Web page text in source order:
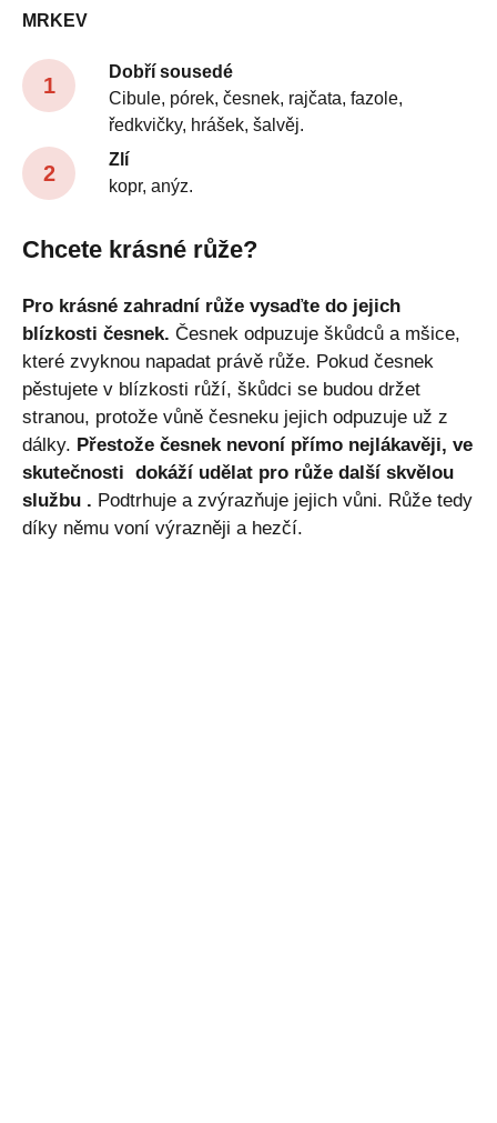
MRKEV
Dobří sousedé
Cibule, pórek, česnek, rajčata, fazole,
ředkvičky, hrášek, šalvěj.
Zlí
kopr, anýz.
Chcete krásné růže?
Pro krásné zahradní růže vysaďte do jejich
blízkosti česnek. Česnek odpuzuje škůdců a mšice,
které zvyknou napadat právě růže. Pokud česnek
pěstujete v blízkosti růží, škůdci se budou držet
stranou, protože vůně česneku jejich odpuzuje už z
dálky. Přestože česnek nevoní přímo nejlákavěji, ve
skutečnosti dokáží udělat pro růže další skvělou
službu . Podtrhuje a zvýrazňuje jejich vůni. Růže tedy
díky němu voní výrazněji a hezčí.